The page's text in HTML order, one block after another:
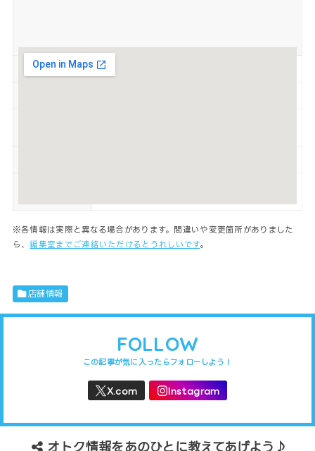
営業時間 ホワイエ・キッズコーナー9:00～17:00
※各情報は実際と異なる場合があります。間違いや変更箇所がありました
ら、編集室までご連絡いただけるとうれしいです。
店舗情報
FOLLOW
オトク情報をあのひとに教えてあげよう♪